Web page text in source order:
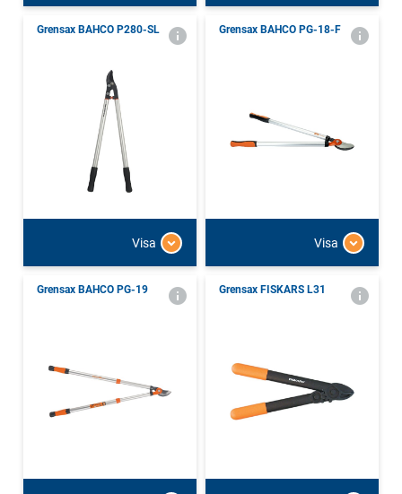
Grensax BAHCO P280-SL
Visa
Grensax BAHCO PG-18-F
Visa
Grensax BAHCO PG-19 Grensax FISKARS L31